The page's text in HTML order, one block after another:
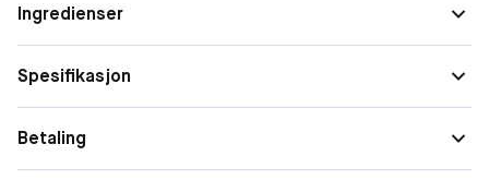
Egenskaper:
•Booster cellenes energimetabolisme
•Smelter inn i huden
Spesielle
behov
Anti Age
Ingredienser
Spesifikasjon
Betaling